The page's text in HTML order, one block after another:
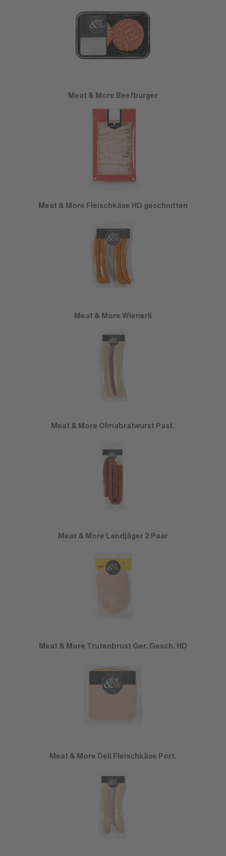
Meat & More Beefburger
Meat & More Fleischkäse HD geschnitten
Meat & More Wienerli
Meat & More Olmabratwurst Past.
Meat & More Landjäger 2 Paar
Meat & More Trutenbrust Ger. Gesch. HD
Meat & More Deli Fleischkäse Port.